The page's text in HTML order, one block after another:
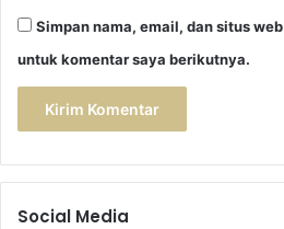
Simpan nama, email, dan situs
untuk komentar saya berikutnya.
Social Media